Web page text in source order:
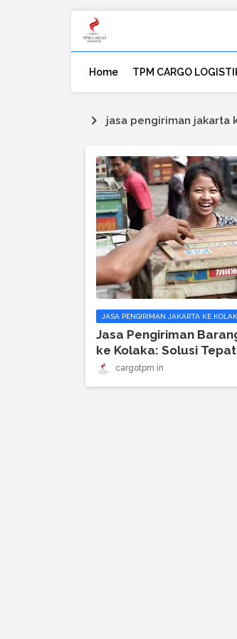
Home TPM CARGO
jasa pengiriman jakarta
JASA PENGIRIMAN JAKARTA KE
Jasa Pengiriman
ke Kolaka: Solusi
Andacargotpm